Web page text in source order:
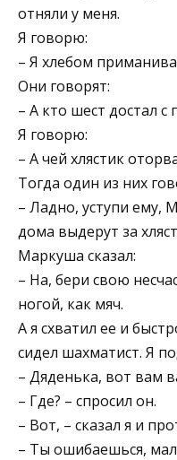
отняли у меня.
Я говорю:
– Я хлебом
Они говорят:
– А кто шест достал с
Я говорю:
– А чей хлястик
Тогда один из них
– Ладно, уступи ему,
дома выдерут за
Маркуша сказал:
– На, бери свою
ногой, как мяч.
А я схватил ее и
сидел шахматист. Я
– Дяденька, вот вам
– Где? – спросил он.
– Вот, – сказал я и
– Ты ошибаешься,